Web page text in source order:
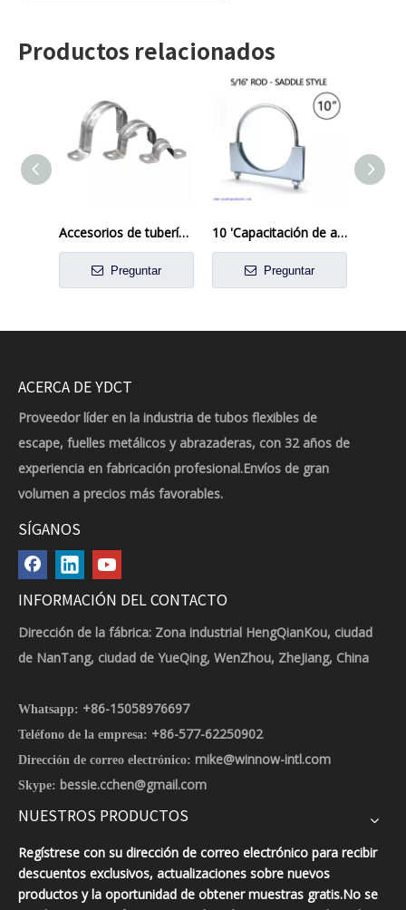
Productos relacionados
Accesorios de tubería de acero inoxidable sujeción de tubo de manguera de forma de tubería de forma de tubería
Preguntar
10 'Capacitación de acero para la abrazadera de acero U PUNTO DEL PERNO DEL PERNO
Preguntar
ACERCA DE YDCT
Proveedor líder en la industria de tubos flexibles de
escape, fuelles metálicos y abrazaderas, con 32 años de
experiencia en fabricación profesional.Envíos de gran
volumen a precios más favorables.
SÍGANOS
INFORMACIÓN DEL CONTACTO
Dirección de la fábrica: Zona industrial HengQianKou, ciudad
de NanTang, ciudad de YueQing, WenZhou, ZheJiang, China
Whatsapp: +86-15058976697
Teléfono de la empresa: +86-577-62250902
Dirección de correo electrónico: mike@winnow-intl.com
Skype: bessie.cchen@gmail.com
NUESTROS PRODUCTOS
Regístrese con su dirección de correo electrónico para recibir
descuentos exclusivos, actualizaciones sobre nuevos
productos y la oportunidad de obtener muestras gratis.No se